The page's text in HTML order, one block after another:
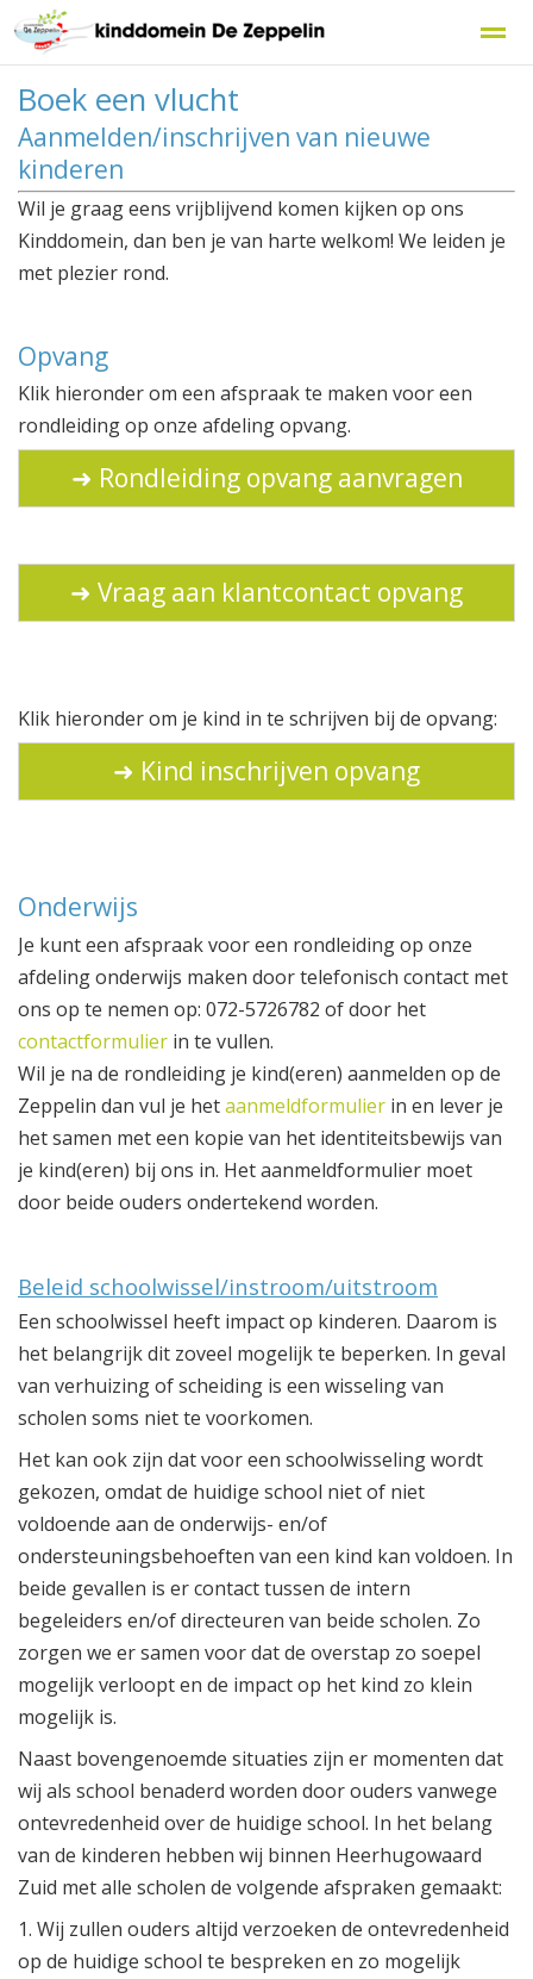
Home Zoeken Nieuws Agenda
Boek een vlucht
Aanmelden/inschrijven van nieuwe
kinderen
Wil je graag eens vrijblijvend komen kijken op ons
Kinddomein, dan ben je van harte welkom! We leiden je
met plezier rond.
Opvang
Klik hieronder om een afspraak te maken voor een
rondleiding op onze afdeling opvang.
➜ Rondleiding opvang aanvragen
➜ Vraag aan klantcontact opvang
Klik hieronder om je kind in te schrijven bij de opvang:
➜ Kind inschrijven opvang
Onderwijs
Je kunt een afspraak voor een rondleiding op onze
afdeling onderwijs maken door telefonisch contact met
ons op te nemen op: 072-5726782 of door het
contactformulier in te vullen.
Wil je na de rondleiding je kind(eren) aanmelden op de
Zeppelin dan vul je hetaanmeldformulier in en lever je
het samen met een kopie van het identiteitsbewijs van
je kind(eren) bij ons in. Het aanmeldformulier moet
door beide ouders ondertekend worden.
Beleid schoolwissel/instroom/uitstroom
Een schoolwissel heeft impact op kinderen. Daarom is
het belangrijk dit zoveel mogelijk te beperken. In geval
van verhuizing of scheiding is een wisseling van
scholen soms niet te voorkomen.
Het kan ook zijn dat voor een schoolwisseling wordt
gekozen, omdat de huidige school niet of niet
voldoende aan de onderwijs- en/of
ondersteuningsbehoeften van een kind kan voldoen. In
beide gevallen is er contact tussen de intern
begeleiders en/of directeuren van beide scholen. Zo
zorgen we er samen voor dat de overstap zo soepel
mogelijk verloopt en de impact op het kind zo klein
mogelijk is.
Naast bovengenoemde situaties zijn er momenten dat
wij als school benaderd worden door ouders vanwege
ontevredenheid over de huidige school. In het belang
van de kinderen hebben wij binnen Heerhugowaard
Zuid met alle scholen de volgende afspraken gemaakt:
1. Wij zullen ouders altijd verzoeken de ontevredenheid
op de huidige school te bespreken en zo mogelijk